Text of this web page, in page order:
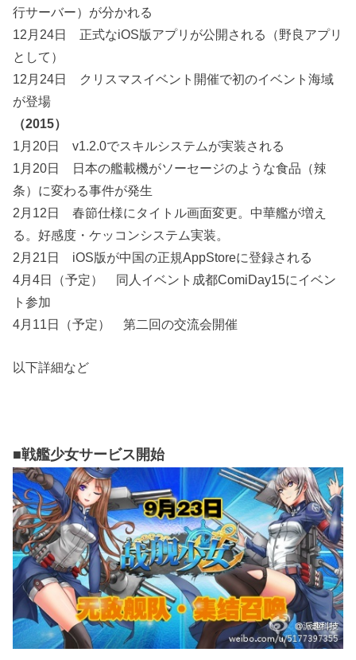
行サーバー）が分かれる
12月24日 正式なiOS版アプリが公開される（野良アプリ
として）
12月24日 クリスマスイベント開催で初のイベント海域
が登場
（2015）
1月20日 v1.2.0でスキルシステムが実装される
1月20日 日本の艦載機がソーセージのような食品（辣
条）に変わる事件が発生
2月12日 春節仕様にタイトル画面変更。中華艦が増え
る。好感度・ケッコンシステム実装。
2月21日 iOS版が中国の正規AppStoreに登録される
4月4日（予定） 同人イベント成都ComiDay15にイベン
ト参加
4月11日（予定） 第二回の交流会開催
以下詳細など
■戦艦少女サービス開始